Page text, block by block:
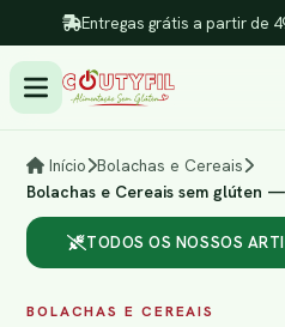
Entregas grátis a partir de
Início Bolachas e Cereais
Bolachas e Cereais sem glúten
TODOS OS NOSSOS
BOLACHAS E CEREAIS